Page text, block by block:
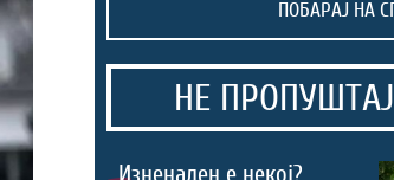
НЕ ПРОПУШТАЈ
Изненаден е некој?